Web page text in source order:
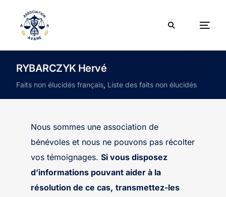
RYBARCZYK Hervé
Faits non élucidés français, Liste des faits non élucidés
Nous sommes une association de
bénévoles et nous ne pouvons pas récolter
vos témoignages. Si vous disposez
d’informations pouvant aider à la
résolution de ce cas, transmettez-les